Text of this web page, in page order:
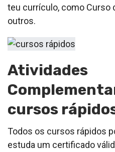
teu currículo, como Curso
outros.
Atividades
cursos
Todos os cursos rápidos
estuda um certificado